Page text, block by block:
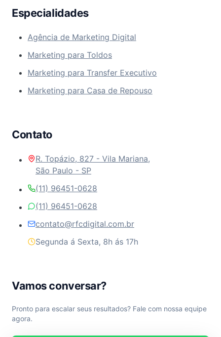
Especialidades
Agência de Marketing Digital
Marketing para Toldos
Marketing para Transfer Executivo
Marketing para Casa de Repouso
Contato
R. Topázio, 827 - Vila Mariana,
São Paulo - SP
(11) 96451-0628
(11) 96451-0628
contato@rfcdigital.com.br
Segunda á Sexta, 8h ás 17h
Vamos conversar?
Pronto para escalar seus resultados? Fale com nossa equipe
agora.